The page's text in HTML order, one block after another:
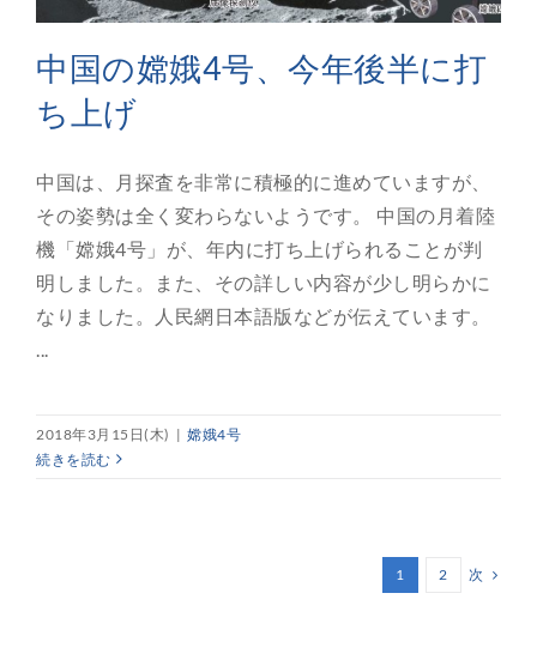
中国の嫦娥4号、今年後半に打
ち上げ
中国は、月探査を非常に積極的に進めていますが、
その姿勢は全く変わらないようです。 中国の月着陸
機「嫦娥4号」が、年内に打ち上げられることが判
明しました。また、その詳しい内容が少し明らかに
なりました。人民網日本語版などが伝えています。
2018年3月15日(木) | 嫦娥4号
続きを読む
1 2 次